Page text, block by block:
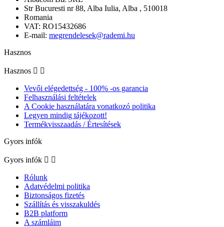
Str Bucuresti nr 88, Alba Iulia, Alba , 510018
Romania
VAT: RO15432686
E-mail: megrendelesek@rademi.hu
Hasznos
Hasznos  
Vevői elégedettség - 100% -os garancia
Felhasználási feltételek
A Cookie használatára vonatkozó politika
Legyen mindig tájékozott!
Termékvisszaadás / Értesítések
Gyors infók
Gyors infók  
Rólunk
Adatvédelmi politika
Biztonságos fizetés
Szállítás és visszakuldés
B2B platform
A számláim